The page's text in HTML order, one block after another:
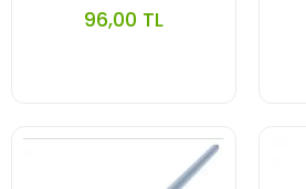
96,00 TL